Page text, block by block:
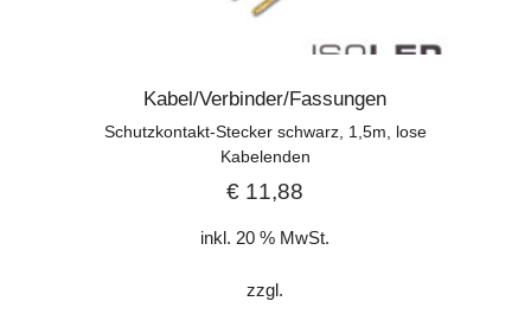
Kabel/Verbinder/Fassungen
Schutzkontakt-Stecker schwarz, 1,5m, lose
Kabelenden
€ 11,88
inkl. 20 % MwSt.
zzgl.